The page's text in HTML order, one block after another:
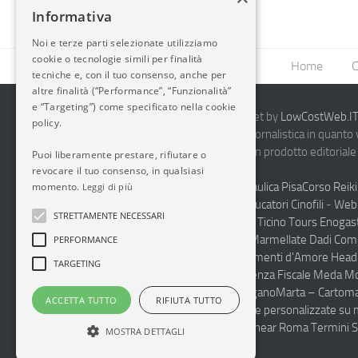
Home
2014-2026 AvioBlog - Creazione Siti Internet by
Questo blog non rappresenta una testata giornalistica in
periodicità. Non può pertanto considerarsi un prodotto
7.03.2001.Disclaimer Completo
Vendita Abbigliamento Sicurezza
Termoidraulica PisaCorso
Corsi Formazione Mediatori Felini Educatori Cinofili -
Andrologo ToscanaProgettare Casa Canton Ticino Tours
MonferratoProduzione Conto Terzi Sughi Marmellate Dadi
specialista Floaters
Legamenti d'Amore
Haccp Sicurezza sul Lavoro Toscana
Consulenza Fiscale Meda
personalizzate scuole medie e superiori LuganoMarta –
Pulizia Uffici Condomini Monza BrianzaDiete personalizzate su
Integratori Cura del CorpoLuxury Spa Suite near Roma Termini
Informativa
Noi e terze parti selezionate utilizziamo
cookie o tecnologie simili per finalità
tecniche e, con il tuo consenso, anche per
altre finalità (“Performance”, “Funzionalità”
e “Targeting”) come specificato nella cookie
policy.
Puoi liberamente prestare, rifiutare o
revocare il tuo consenso, in qualsiasi
momento. Leggi di più
STRETTAMENTE NECESSARI
PERFORMANCE
TARGETING
ACCETTA TUTTO RIFIUTA TUTTO
MOSTRA DETTAGLI